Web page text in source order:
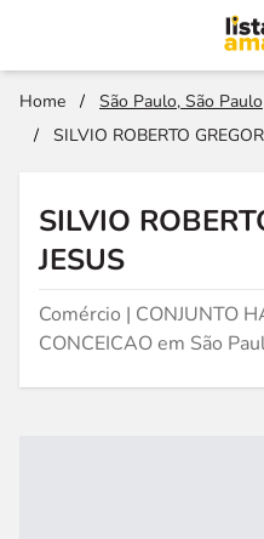
Home / São Paulo, São Paulo
/
SILVIO ROBERTO
SILVIO
JESUS
Comércio | CONJUNTO
CONCEICAO em São